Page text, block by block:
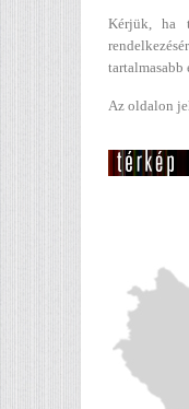
Kérjük, ha
tartalmasabb
Az oldalon